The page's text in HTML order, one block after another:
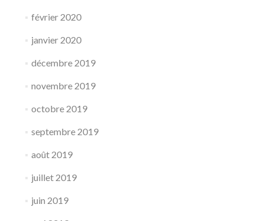
février 2020
janvier 2020
décembre 2019
novembre 2019
octobre 2019
septembre 2019
août 2019
juillet 2019
juin 2019